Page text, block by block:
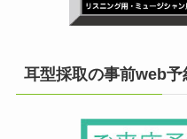
耳型採取の事前web予